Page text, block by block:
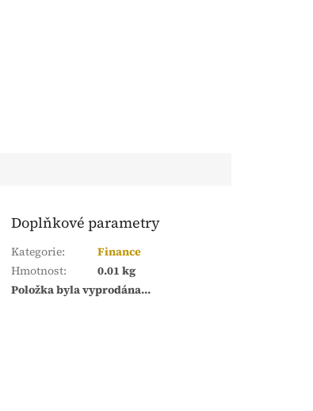
Doplňkové parametry
Kategorie:
Finance
Hmotnost:
0.01 kg
Položka byla vyprodána…